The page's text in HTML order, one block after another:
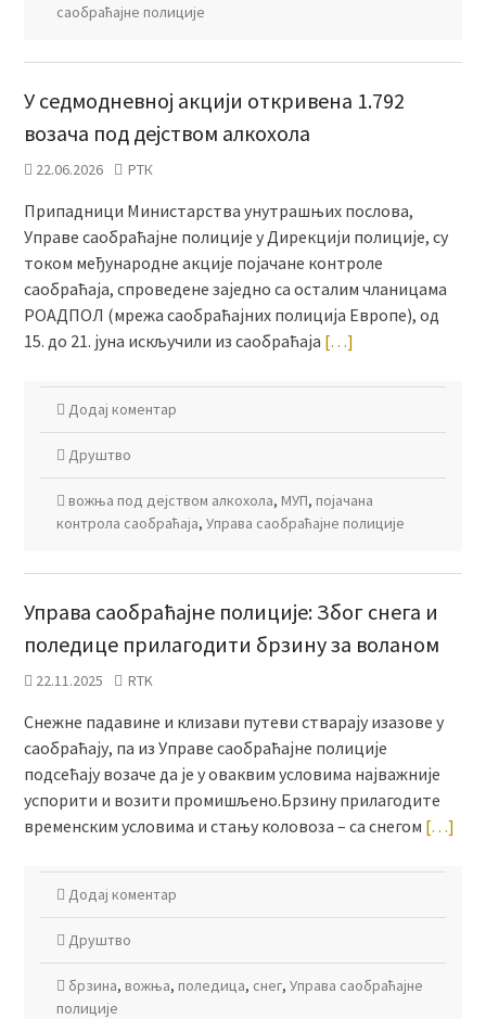
саобраћајне полиције
У седмодневној акцији откривена 1.792
возача под дејством алкохола
22.06.2026 РТК
Припадници Министарства унутрашњих послова,
Управе саобраћајне полиције у Дирекцији полиције, су
током међународне акције појачане контроле
саобраћаја, спроведене заједно са осталим чланицама
РОАДПОЛ (мрежа саобраћајних полиција Европе), од
15. до 21. јуна искључили из саобраћаја […]
Додај коментар
Друштво
вожња под дејством алкохола, МУП, појачана
контрола саобраћаја, Управа саобраћајне полиције
Управа саобраћајне полиције: Због снега и
поледице прилагодити брзину за воланом
22.11.2025 RTK
Снежне падавине и клизави путеви стварају изазове у
саобраћају, па из Управе саобраћајне полиције
подсећају возаче да је у оваквим условима најважније
успорити и возити промишљено.Брзину прилагодите
временским условима и стању коловоза – са снегом […]
Додај коментар
Друштво
брзина, вожња, поледица, снег, Управа саобраћајне
полиције